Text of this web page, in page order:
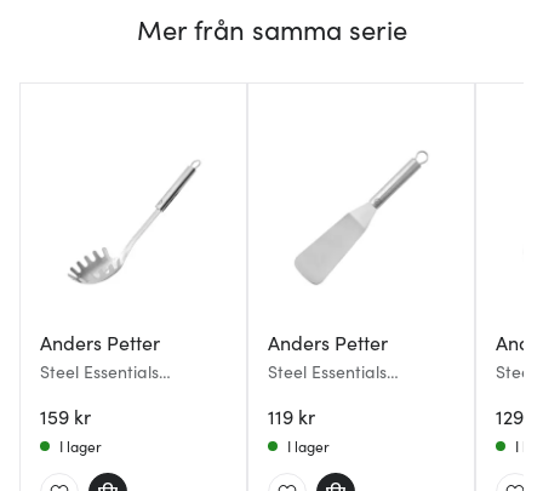
Mer från samma serie
Anders Petter
Steel Essentials
159 kr
I lager
Anders Petter
Steel Essentials
119 kr
I lager
Steel
129
I